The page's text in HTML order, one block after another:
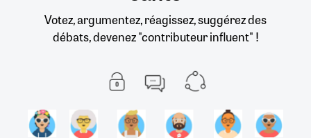
Votez, argumentez, réagissez, suggérez des
débats, devenez "contributeur influent" !